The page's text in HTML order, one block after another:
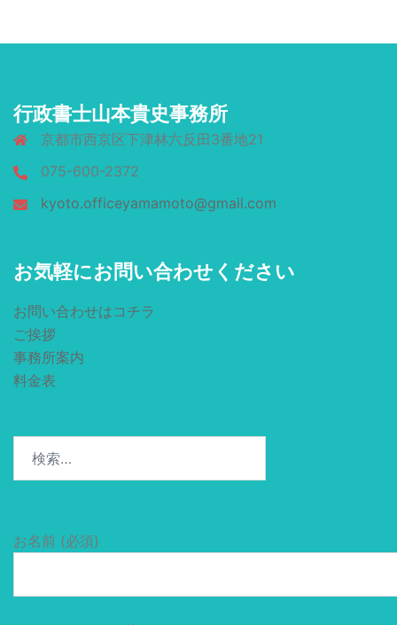
行政書士山本貴史事務所
京都市西京区下津林六反田3番地21
075-600-2372
kyoto.officeyamamoto@gmail.com
お気軽にお問い合わせください
お問い合わせはコチラ
ご挨拶
事務所案内
料金表
お名前 (必須)